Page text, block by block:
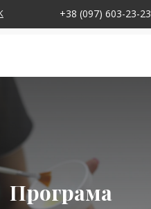
+38 (097) 603-23-23
Програма